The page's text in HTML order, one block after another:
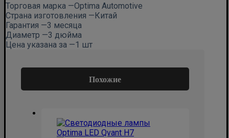
Торговая марка —Optima Automotive
Страна изготовления —Китай
Гарантия —3 месяца
Диаметр —3 дюйма
Цена указана за —1 шт
Похожие